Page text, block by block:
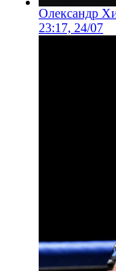
Олександр
23:17, 24/07